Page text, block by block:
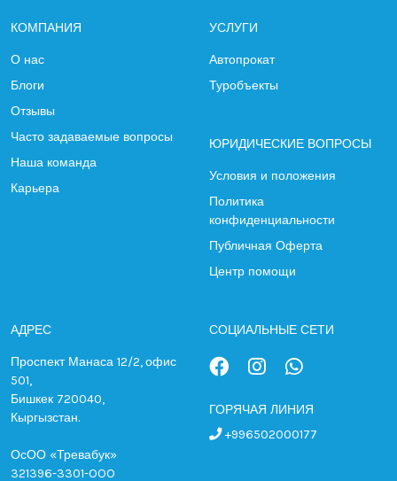
КОМПАНИЯ
О нас
Блоги
Отзывы
Часто задаваемые вопросы
Наша команда
Карьера
УСЛУГИ
Автопрокат
Туробъекты
ЮРИДИЧЕСКИЕ ВОПРОСЫ
Условия и положения
Политика
конфиденциальности
Публичная Оферта
Центр помощи
АДРЕС
Проспект Манаса 12/2, офис
501,
Бишкек 720040,
Кыргызстан.
ОсОО «Тревабук»
321396-3301-OOO
СОЦИАЛЬНЫЕ СЕТИ
ГОРЯЧАЯ ЛИНИЯ
+996502000177